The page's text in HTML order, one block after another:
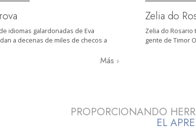
idiomas galardonadas de Eva
a decenas de miles de checos a
Más
Zelia do
Zelia do
gente de Timor
PROPORCIONANDO
EL